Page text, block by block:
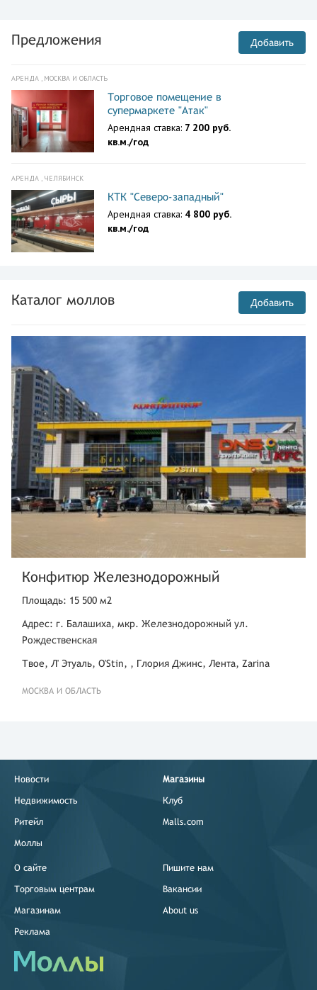
Москва
ул. Полярная,3,стр. 1
Москва
ул. Шоссейная,30
Москва
Анадырский пр-д,вл. 8е,ТК
Штрих
Москва
ул. Дудинка,3
Москва
ул. Чертановская,32,стр. 1
Москва
ш. Открытое,9,стр. 4
Москва
ул. Маршала Бирюзова,28
Москва
ул. Ереванская,24к1
Москва
Капитолий
ул. Красного Маяка,16б
Москва
Москва
Новочеркасский бул.,13
Профсоюзная
улица,109,корп. 2
Москва
ул. Талдомская,15
Москва
Волгоградский просп.,119а
Москва
ул. Чертановская,63,корп.2
Предложения Добавить
АРЕНДА , МОСКВА И ОБЛАСТЬ
Торговое помещение в
супермаркете "Атак"
Арендная ставка: 7 200 руб.
кв.м./год
АРЕНДА , ЧЕЛЯБИНСК
КТК "Северо-западный"
Арендная ставка: 4 800 руб.
кв.м./год
Каталог моллов Добавить
Конфитюр Железнодорожный
Площадь: 15 500 м2
Адрес: г. Балашиха, мкр. Железнодорожный ул.
Рождественская
Твое, Л' Этуаль, O'Stin, , Глория Джинс, Лента, Zarina
МОСКВА И ОБЛАСТЬ
Новости
Недвижимость
Ритейл
Моллы
Магазины
Клуб
Malls.com
О сайте
Торговым центрам
Магазинам
Реклама
Пишите нам
Вакансии
About us